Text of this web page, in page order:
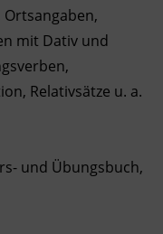
mit Dativ und
Relativsätze u. a.
und Übungsbuch,